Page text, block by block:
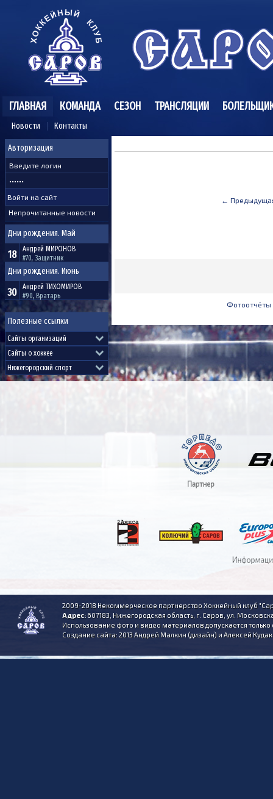
ГЛАВНАЯ
Новости Контакты
КОМАНДА СЕЗОН ТРАНСЛЯЦИИ
Авторизация
Непрочитанные новости
Дни рождения. Май
18 Андрей МИРОНОВ
#70, Защитник
Дни рождения. Июнь
30 Андрей ТИХОМИРОВ
#90, Вратарь
Полезные ссылки
←
Фотоотчёты
2009-2018 Некоммерческое партнерство Хоккейный клуб
Адрес:607183, Нижегородская область, г. Саров, ул.
Использование фото и видео материалов допускается
Создание сайта: 2013 Андрей Малкин (дизайн) и Алексей